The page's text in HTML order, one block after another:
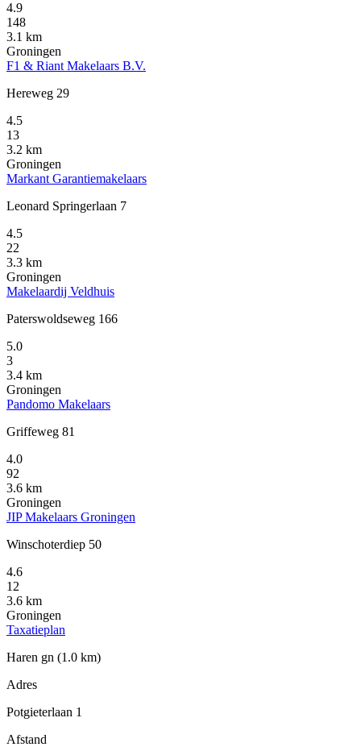
4.9
148
3.1 km
Groningen
F1 & Riant Makelaars B.V.
Hereweg 29
4.5
13
3.2 km
Groningen
Markant Garantiemakelaars
Leonard Springerlaan 7
4.5
22
3.3 km
Groningen
Makelaardij Veldhuis
Paterswoldseweg 166
5.0
3
3.4 km
Groningen
Pandomo Makelaars
Griffeweg 81
4.0
92
3.6 km
Groningen
JIP Makelaars Groningen
Winschoterdiep 50
4.6
12
3.6 km
Groningen
Taxatieplan
Haren gn (1.0 km)
Adres
Potgieterlaan 1
Afstand